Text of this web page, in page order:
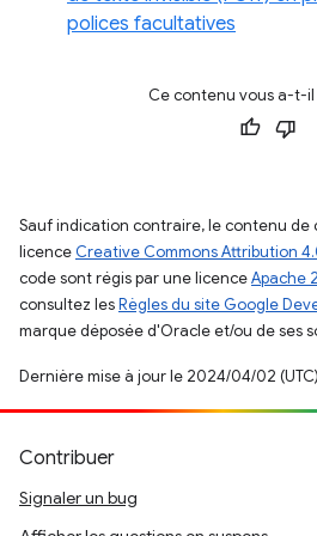
polices facultatives
Ce contenu vous a-t-il
Sauf indication contraire, le contenu de
licence Creative Commons Attribution
code sont régis par une licenceApache
consultez lesRègles du site Google
marque déposée d'Oracle et/ou de ses
Dernière mise à jour le 2024/04/02
Contribuer
Signaler un bug